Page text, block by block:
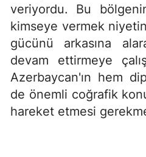
veriyordu. Bu
kimseye vermek
gücünü arkasına
devam ettirmeye
Azerbaycan'ın hem
de önemli coğrafik
hareket etmesi